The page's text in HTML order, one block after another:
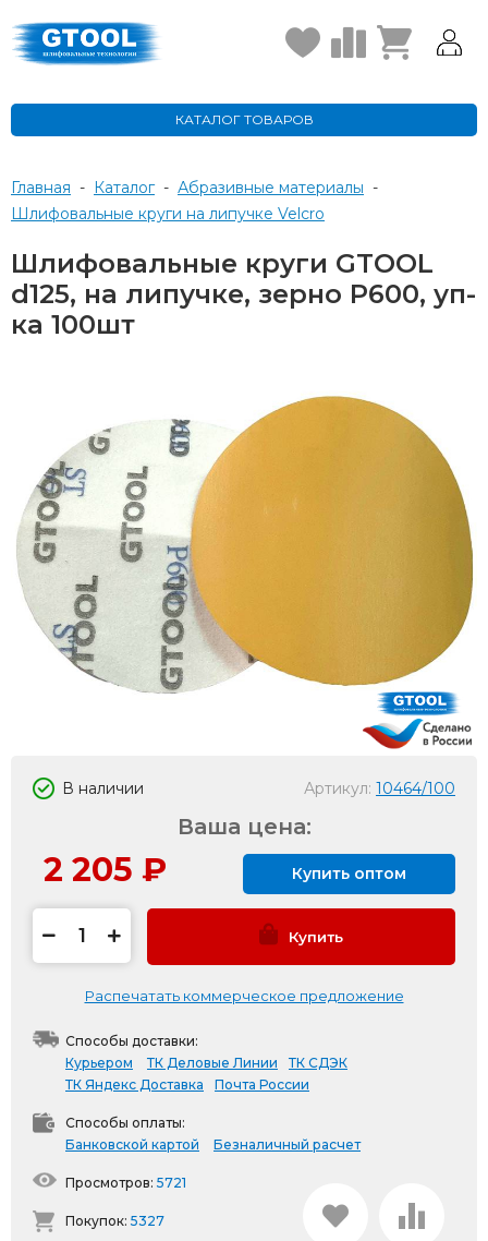
КАТАЛОГ ТОВАРОВ
Главная - Каталог - Абразивные материалы -
Шлифовальные круги на липучке Velcro
Шлифовальные круги GTOOL
d125, на липучке, зерно P600, уп-
ка 100шт
В наличии Артикул: 10464/100
Ваша цена:
2 205 ₽ Купить оптом
Купить
Распечатать коммерческое предложение
Способы доставки:
Курьером
ТК Деловые Линии
ТК СДЭК
ТК Яндекс Доставка
Почта России
Способы оплаты:
Банковской картой
Безналичный расчет
Просмотров: 5721
Покупок: 5327